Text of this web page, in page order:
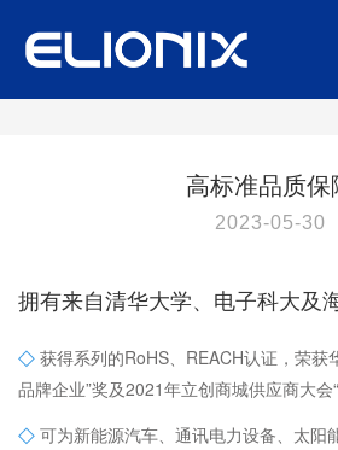
高标准品质保
2023-05-30
拥有来自清华大学、电子科大及
◇ 获得系列的RoHS、REACH认证，荣获
品牌企业”奖及2021年立创商城供应商大会“
◇ 可为新能源汽车、通讯电力设备、太阳